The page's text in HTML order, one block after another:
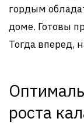
гордым
доме. Готовы
Тогда вперед,
роста